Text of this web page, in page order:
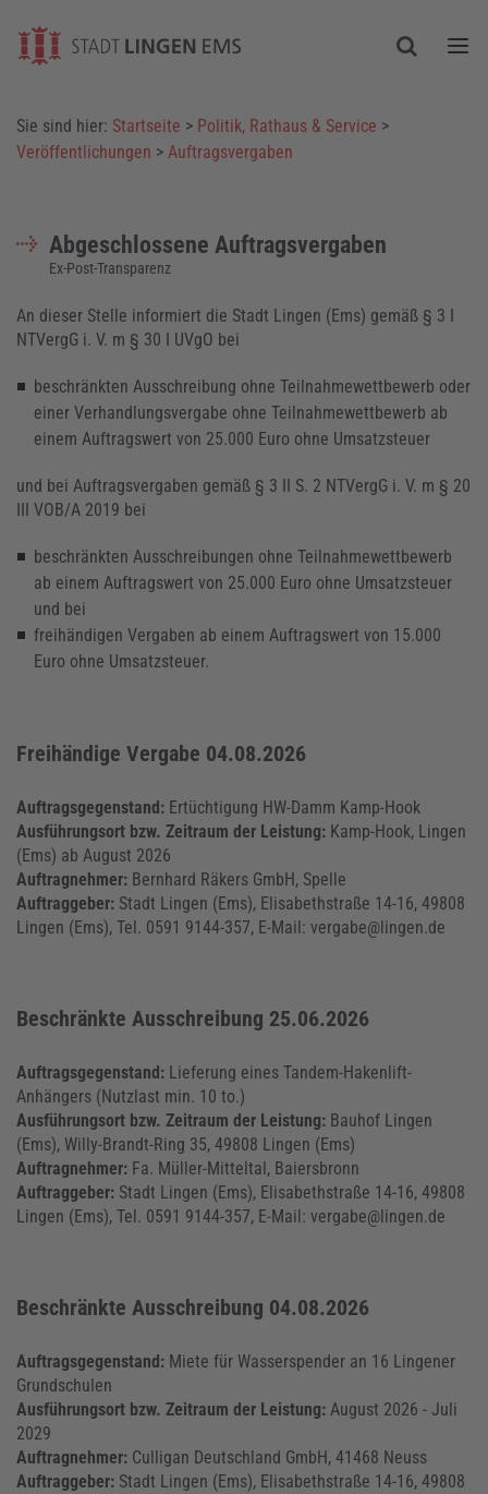
Sie sind hier: Startseite > Politik, Rathaus & Service >
Veröffentlichungen > Auftragsvergaben
Abgeschlossene Auftragsvergaben
Ex-Post-Transparenz
An dieser Stelle informiert die Stadt Lingen (Ems) gemäß § 3 I
NTVergG i. V. m § 30 I UVgO bei
beschränkten Ausschreibung ohne Teilnahmewettbewerb oder
einer Verhandlungsvergabe ohne Teilnahmewettbewerb ab
einem Auftragswert von 25.000 Euro ohne Umsatzsteuer
und bei Auftragsvergaben gemäß § 3 II S. 2 NTVergG i. V. m § 20
III VOB/A 2019 bei
beschränkten Ausschreibungen ohne Teilnahmewettbewerb
ab einem Auftragswert von 25.000 Euro ohne Umsatzsteuer
und bei
freihändigen Vergaben ab einem Auftragswert von 15.000
Euro ohne Umsatzsteuer.
Freihändige Vergabe 04.08.2026
Auftragsgegenstand: Ertüchtigung HW-Damm Kamp-Hook
Ausführungsort bzw. Zeitraum der Leistung: Kamp-Hook, Lingen
(Ems) ab August 2026
Auftragnehmer: Bernhard Räkers GmbH, Spelle
Auftraggeber: Stadt Lingen (Ems), Elisabethstraße 14-16, 49808
Lingen (Ems), Tel. 0591 9144-357, E-Mail: vergabe@lingen.de
Beschränkte Ausschreibung 25.06.2026
Auftragsgegenstand: Lieferung eines Tandem-Hakenlift-
Anhängers (Nutzlast min. 10 to.)
Ausführungsort bzw. Zeitraum der Leistung: Bauhof Lingen
(Ems), Willy-Brandt-Ring 35, 49808 Lingen (Ems)
Auftragnehmer: Fa. Müller-Mitteltal, Baiersbronn
Auftraggeber: Stadt Lingen (Ems), Elisabethstraße 14-16, 49808
Lingen (Ems), Tel. 0591 9144-357, E-Mail: vergabe@lingen.de
Beschränkte Ausschreibung 04.08.2026
Auftragsgegenstand: Miete für Wasserspender an 16 Lingener
Grundschulen
Ausführungsort bzw. Zeitraum der Leistung: August 2026 - Juli
2029
Auftragnehmer: Culligan Deutschland GmbH, 41468 Neuss
Auftraggeber: Stadt Lingen (Ems), Elisabethstraße 14-16, 49808